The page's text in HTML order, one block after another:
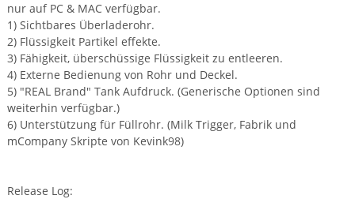
nur auf PC & MAC verfügbar.
1) Sichtbares Überladerohr.
2) Flüssigkeit Partikel effekte.
3) Fähigkeit, überschüssige Flüssigkeit zu entleeren.
4) Externe Bedienung von Rohr und Deckel.
5) "REAL Brand" Tank Aufdruck. (Generische Optionen sind
weiterhin verfügbar.)
6) Unterstützung für Füllrohr. (Milk Trigger, Fabrik und
mCompany Skripte von Kevink98)
Release Log: